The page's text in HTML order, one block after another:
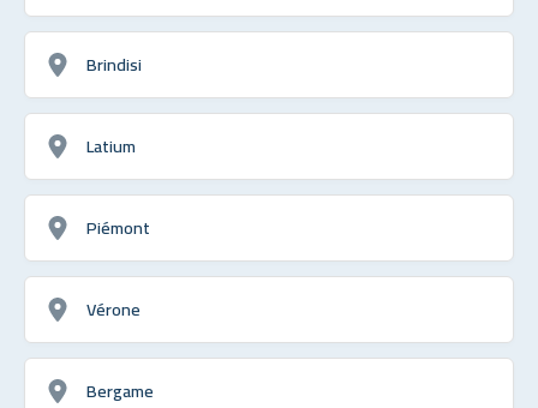
Brindisi
Latium
Piémont
Vérone
Bergame